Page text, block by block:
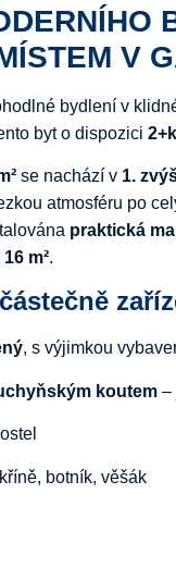
V
bydlení v
byto dispozici 2+
se nachází v 1.
atmosféru po
praktická
16 m².
částečně
, s výjimkou
koutem –
botník, věšák